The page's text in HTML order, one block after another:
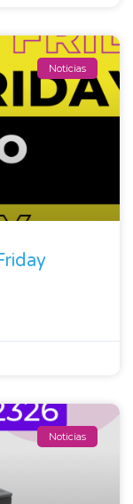
Noticias
Noticias